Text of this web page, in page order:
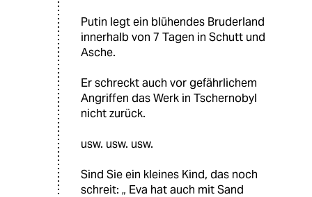
Putin legt ein blühendes Bruderland
innerhalb von 7 Tagen in Schutt und
Asche.
Er schreckt auch vor gefährlichem
Angriffen das Werk in Tschernobyl
nicht zurück.
usw. usw. usw.
Sind Sie ein kleines Kind, das noch
schreit: „ Eva hat auch mit Sand